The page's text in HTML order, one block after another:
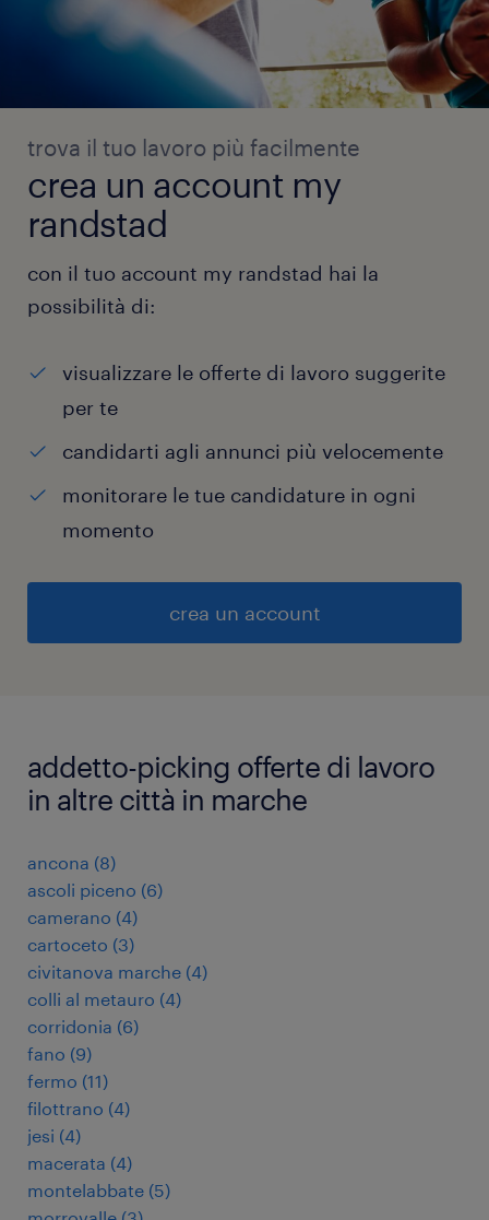
trova il tuo lavoro più facilmente
crea un account my
randstad
con il tuo account my randstad hai la
possibilità di:
visualizzare le offerte di lavoro suggerite
per te
candidarti agli annunci più velocemente
monitorare le tue candidature in ogni
momento
crea un account
addetto-picking offerte di lavoro
in altre città in marche
ancona (8)
ascoli piceno (6)
camerano (4)
cartoceto (3)
civitanova marche (4)
colli al metauro (4)
corridonia (6)
fano (9)
fermo (11)
filottrano (4)
jesi (4)
macerata (4)
montelabbate (5)